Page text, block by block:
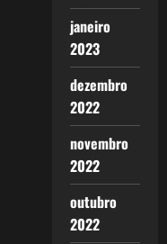
janeiro
2023
dezembro
2022
novembro
2022
outubro
2022